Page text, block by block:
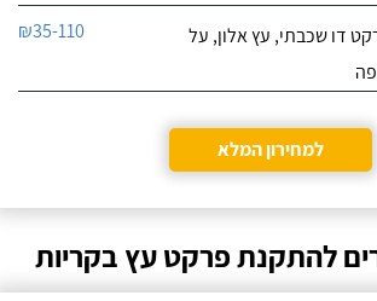
דו שכבתי, עץ אלון, על
₪35-110
למחירון המלא
להתקנת פרקט עץ בקריות